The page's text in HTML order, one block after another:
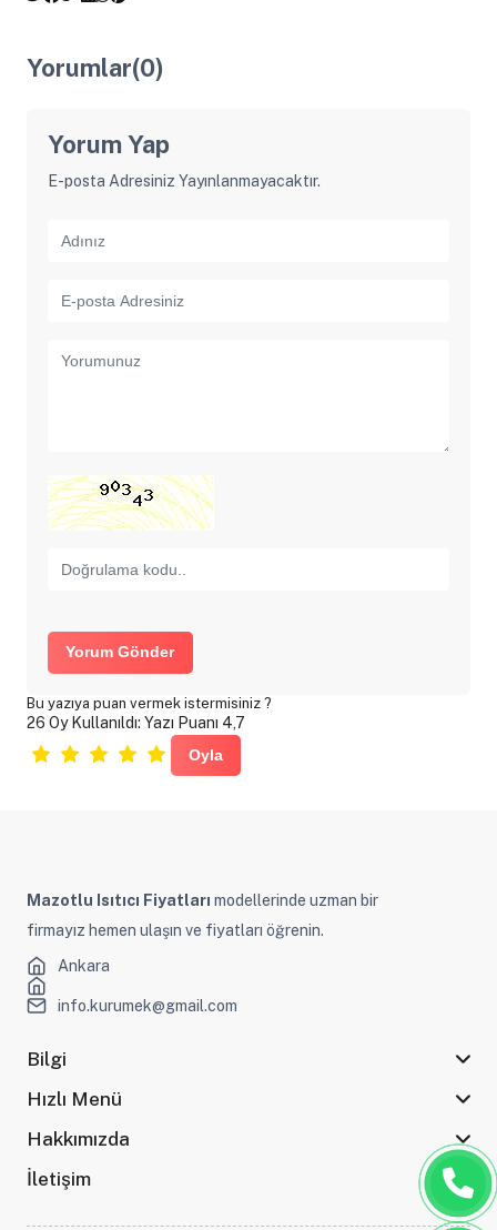
Yorumlar(0)
Yorum Yap
E-posta Adresiniz Yayınlanmayacaktır.
Yorum Gönder
Bu yazıya puan vermek istermisiniz ?
26 Oy Kullanıldı: Yazı Puanı 4,7
Mazotlu Isıtıcı Fiyatları modellerinde uzman bir
firmayız hemen ulaşın ve fiyatları öğrenin.
Ankara
info.kurumek@gmail.com
Bilgi
Hızlı Menü
Hakkımızda
İletişim